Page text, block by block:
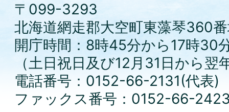
〒099-3293
北海道網走郡大空町東藻琴360
開庁時間：8時45分から17時30
（土日祝日及び12月31日から
電話番号：0152-66-2131(代表)
ファックス番号：0152-66-